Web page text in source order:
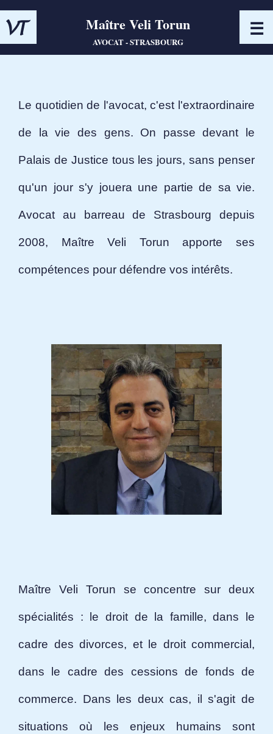
Maître Veli Torun
AVOCAT - STRASBOURG
☰
Le quotidien de l'avocat, c'est l'extraordinaire
de la vie des gens. On passe devant le
Palais de Justice tous les jours, sans penser
qu'un jour s'y jouera une partie de sa vie.
Avocat au barreau de Strasbourg depuis
2008, Maître Veli Torun apporte ses
compétences pour défendre vos intérêts.
Maître Veli Torun se concentre sur deux
spécialités : le droit de la famille, dans le
cadre des divorces, et le droit commercial,
dans le cadre des cessions de fonds de
commerce. Dans les deux cas, il s'agit de
situations où les enjeux humains sont